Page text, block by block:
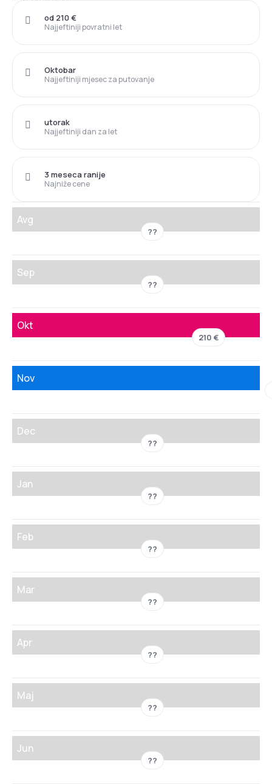
Najjeftiniji povratni let
od 210 €
Najjeftiniji mjesec za putovanje
Oktobar
Najjeftiniji dan za let
utorak
Najniže cene
3 meseca ranije
Avg
??
Sep
??
Okt
210 €
Nov
Dec
??
Jan
??
Feb
??
Mar
??
Apr
??
Maj
??
Jun
??